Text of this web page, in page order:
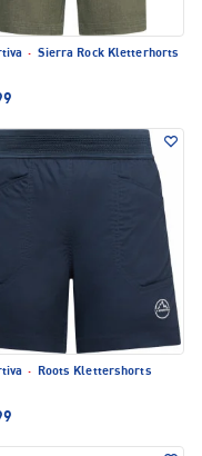
· Sierra Rock Kletterhorts
·
Roots Klettershorts